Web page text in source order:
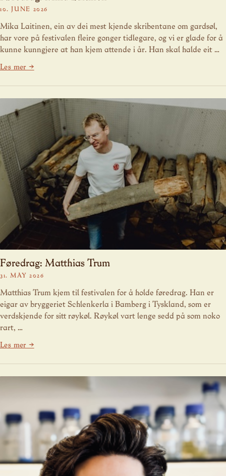
10. JUNE 2026
Mika Laitinen, ein av dei mest kjende skribentane om gardsøl,
har vore på festivalen fleire gonger tidlegare, og vi er glade for å
kunne kunngjere at han kjem attende i år. Han skal halde eit …
Les mer →
Føredrag: Matthias Trum
31. MAY 2026
Matthias Trum kjem til festivalen for å holde føredrag. Han er
eigar av bryggeriet Schlenkerla i Bamberg i Tyskland, som er
verdskjende for sitt røykøl. Røykøl vart lenge sedd på som noko
rart, …
Les mer →